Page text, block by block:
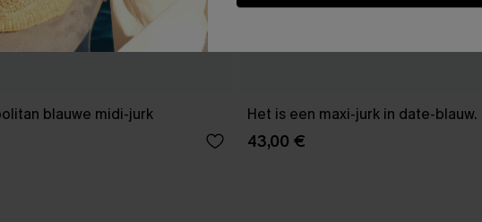
blauwe midi-jurk Het is een maxi-jurk in date-blauw.
43,00 €